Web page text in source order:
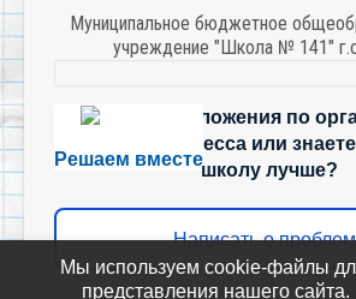
Муниципальное бюджетное
учреждение "Школа № 141"
Решаем вместе
Есть предложения по
учебного процесса или
школу лучше?
Написать о
Мы используем cookie-файлы
представления нашего